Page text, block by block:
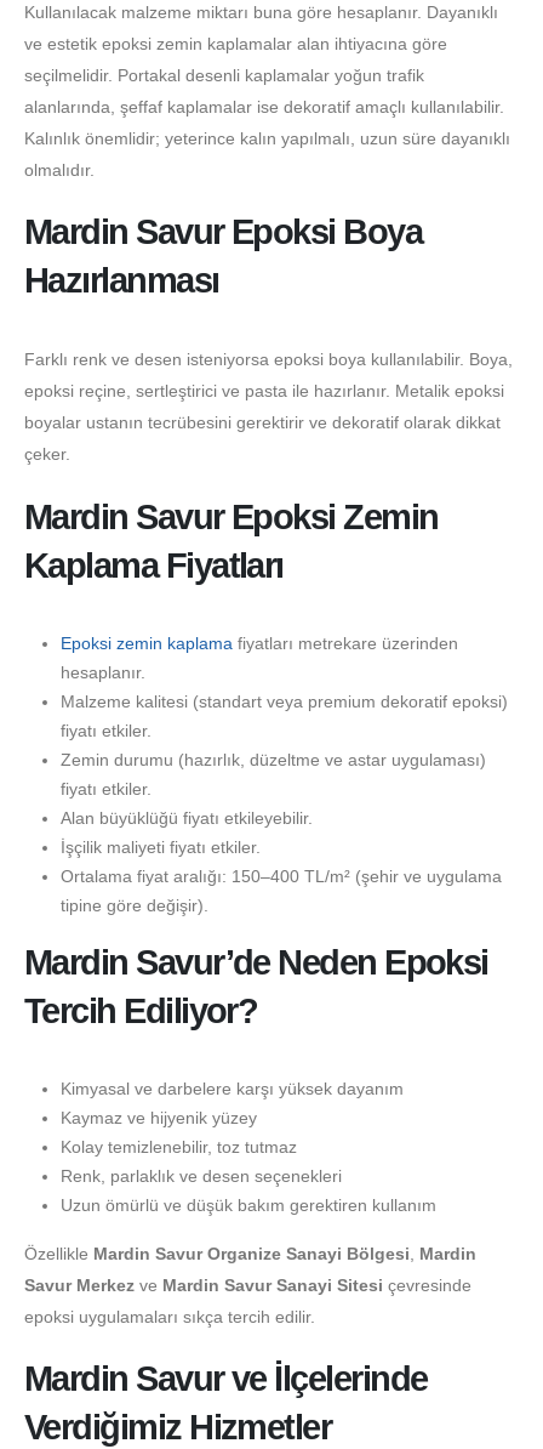
Kullanılacak malzeme miktarı buna göre hesaplanır. Dayanıklı
ve estetik epoksi zemin kaplamalar alan ihtiyacına göre
seçilmelidir. Portakal desenli kaplamalar yoğun trafik
alanlarında, şeffaf kaplamalar ise dekoratif amaçlı kullanılabilir.
Kalınlık önemlidir; yeterince kalın yapılmalı, uzun süre dayanıklı
olmalıdır.
Mardin Savur Epoksi Boya
Hazırlanması
Farklı renk ve desen isteniyorsa epoksi boya kullanılabilir. Boya,
epoksi reçine, sertleştirici ve pasta ile hazırlanır. Metalik epoksi
boyalar ustanın tecrübesini gerektirir ve dekoratif olarak dikkat
çeker.
Mardin Savur Epoksi Zemin
Kaplama Fiyatları
Epoksi zemin kaplama fiyatları metrekare üzerinden
hesaplanır.
Malzeme kalitesi (standart veya premium dekoratif epoksi)
fiyatı etkiler.
Zemin durumu (hazırlık, düzeltme ve astar uygulaması)
fiyatı etkiler.
Alan büyüklüğü fiyatı etkileyebilir.
İşçilik maliyeti fiyatı etkiler.
Ortalama fiyat aralığı: 150–400 TL/m² (şehir ve uygulama
tipine göre değişir).
Mardin Savur’de Neden Epoksi
Tercih Ediliyor?
Kimyasal ve darbelere karşı yüksek dayanım
Kaymaz ve hijyenik yüzey
Kolay temizlenebilir, toz tutmaz
Renk, parlaklık ve desen seçenekleri
Uzun ömürlü ve düşük bakım gerektiren kullanım
Özellikle Mardin Savur Organize Sanayi Bölgesi
Mardin
Savur Merkez ve Mardin Savur Sanayi Sitesi çevresinde
epoksi uygulamaları sıkça tercih edilir.
Mardin Savur ve İlçelerinde
Verdiğimiz Hizmetler